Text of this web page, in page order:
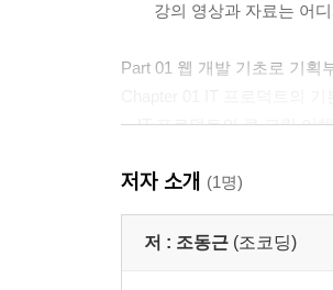
강의 영상과 자료는 어디
Part 01 웹 개발 기초로 기획
IT 프로덕트의 큰 그림 이
웹 프런트엔드의 3가지 핵
웹 페이지의 뼈대, HTML
웹 페이지를 꾸미는 CSS
저자 소개 (1명)
저 : 조동근 (조코딩)